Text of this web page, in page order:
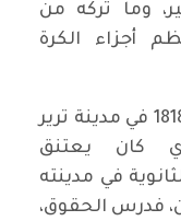
وما تركه من
أجزاء الكرة
وأضاف قائلا ان ماركس ولد عام 1818 في مدينة ترير
كان يعتنق
في مدينته
فدرس الحقوق،